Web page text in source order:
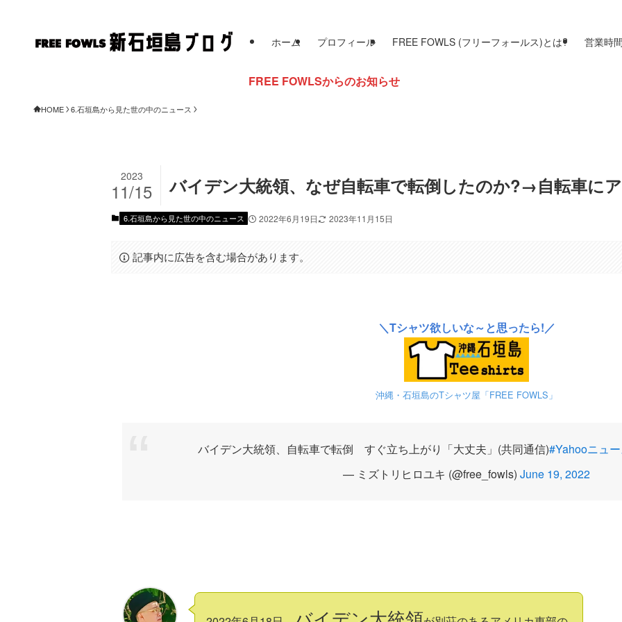
ホーム プロフィール FREE FOWLS (フリーフォールス)とは? 営業時
FREE FOWLSからのお知らせ
HOME 6.石垣島から見た世の中のニュース
バイデン大統領、なぜ自転車で転倒したのか?→自転車に
2023
11/15
6.石垣島から見た世の中のニュース 2022年6月19日 2023年11月15日
記事内に広告を含む場合があります。
＼Tシャツ欲しいな～と思ったら!／
沖縄・石垣島のTシャツ屋「FREE FOWLS」
バイデン大統領、自転車で転倒 すぐ立ち上がり「大丈夫」(共同通信)#Yahooニュ
— ミズトリヒロユキ (@free_fowls) June 19, 2022